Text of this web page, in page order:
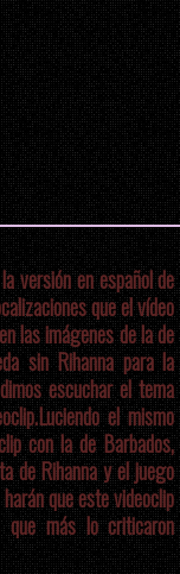
versión en español de
que el vídeo
las imágenes de la de
sin Rihanna para la
escuchar el tema
Luciendo el mismo
con la de Barbados,
de Rihanna y el juego
que este videoclip
que más lo criticaron